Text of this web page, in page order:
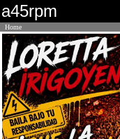
a45rpm
Home